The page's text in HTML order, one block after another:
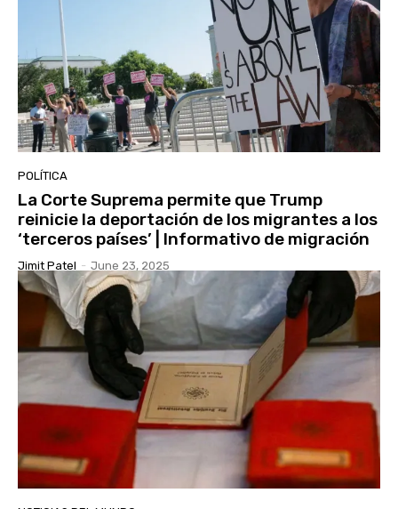
POLÍTICA
La Corte Suprema permite que Trump
reinicie la deportación de los migrantes a los
‘terceros países’ | Informativo de migración
Jimit Patel - June 23, 2025